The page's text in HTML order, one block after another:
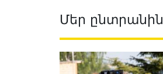
Մեր ընտրանին